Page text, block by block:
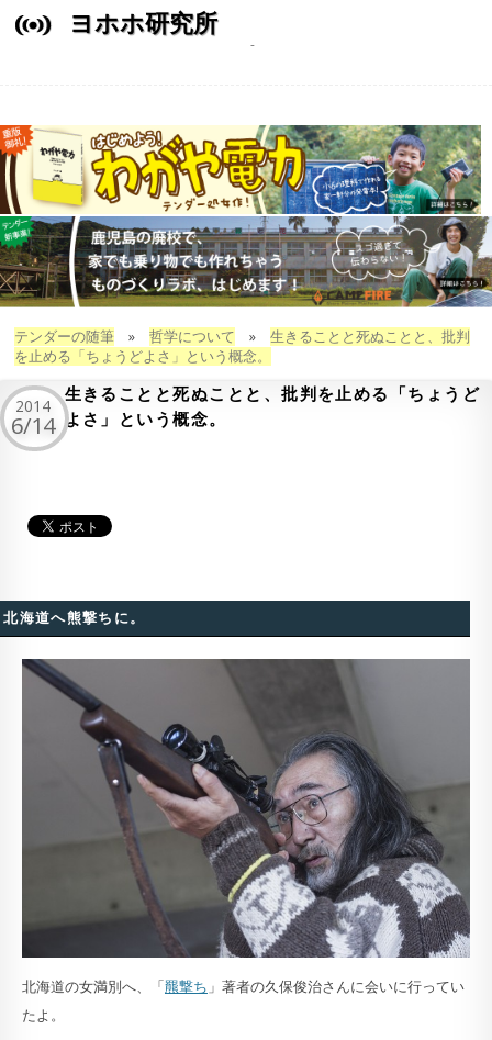
ヨホホ研究所
テンダーの随筆» 哲学について » 生きることと死ぬことと、批判
を止める「ちょうどよさ」という概念。
生きることと死ぬことと、批判を止める「ちょうど
よさ」という概念。
2014
6/14
北海道へ熊撃ちに。
北海道の女満別へ、「羆撃ち 」著者の久保俊治さんに会いに行ってい
たよ。